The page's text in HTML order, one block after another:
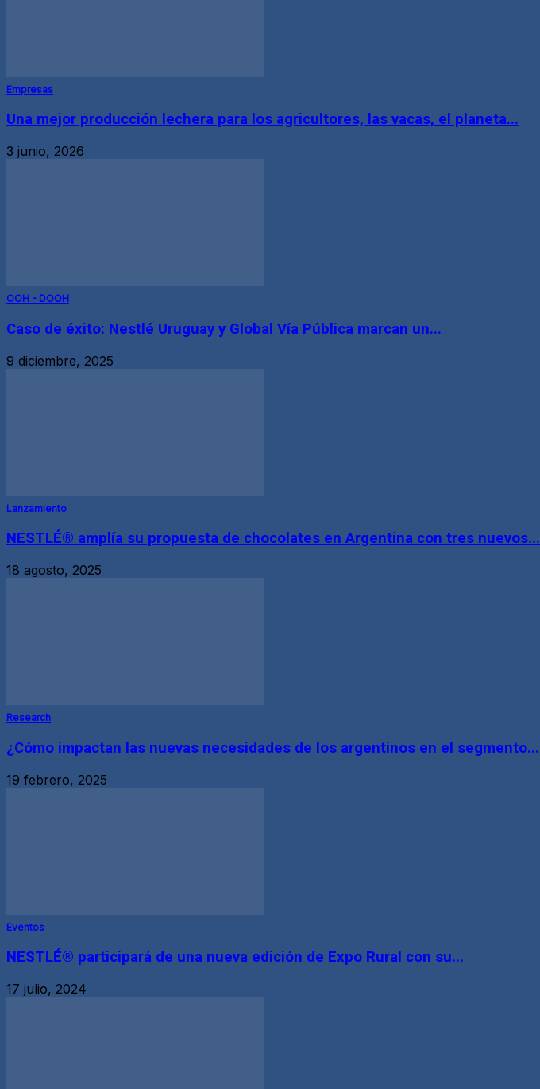
Empresas
Una mejor producción lechera para los agricultores, las vacas, el planeta...
3 junio, 2026
OOH - DOOH
Caso de éxito: Nestlé Uruguay y Global Vía Pública marcan un...
9 diciembre, 2025
Lanzamiento
NESTLÉ® amplía su propuesta de chocolates en Argentina con tres nuevos...
18 agosto, 2025
Research
¿Cómo impactan las nuevas necesidades de los argentinos en el segmento...
19 febrero, 2025
Eventos
NESTLÉ® participará de una nueva edición de Expo Rural con su...
17 julio, 2024